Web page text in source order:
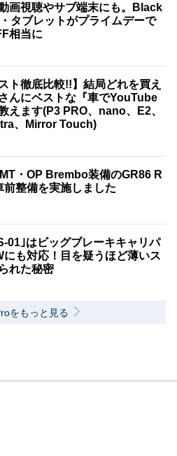
画視聴やサブ端末にも。Black
タブレットがプライムデーで
相当に
ト徹底比較!!】結局どれを買え
んにベストな『車でYouTube
えます(P3 PRO、nano、E2、
、Mirror Touch)
・OP Brembo装備のGR86 R
前整備を実施しました
01｣はビッグブレーキキャリパ
にも対応！目を疑うほど薄いス
れた秘密
をもっと見る